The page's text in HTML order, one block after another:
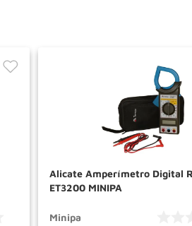
Alicate Amperímetro Digital
ET3200 MINIPA
Minipa